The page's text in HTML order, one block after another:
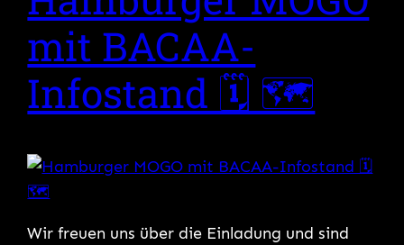
mit BACAA-
Infostand 🗓 🗺
Wir freuen uns über die Einladung und sind